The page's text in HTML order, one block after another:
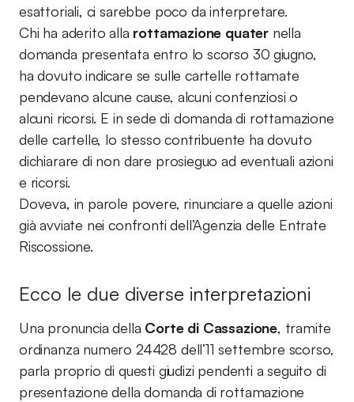
esattoriali, ci sarebbe poco da interpretare.
Chi ha aderito alla rottamazione quater nella
domanda presentata entro lo scorso 30 giugno,
ha dovuto indicare se sulle cartelle rottamate
pendevano alcune cause, alcuni contenziosi o
alcuni ricorsi. E in sede di domanda di rottamazione
delle cartelle, lo stesso contribuente ha dovuto
dichiarare di non dare prosieguo ad eventuali azioni
e ricorsi.
Doveva, in parole povere, rinunciare a quelle azioni
già avviate nei confronti dell’Agenzia delle Entrate
Riscossione.
Ecco le due diverse interpretazioni
Una pronuncia della Corte di Cassazione, tramite
ordinanza numero 24428 dell’11 settembre scorso,
parla proprio di questi giudizi pendenti a seguito di
presentazione della domanda di rottamazione